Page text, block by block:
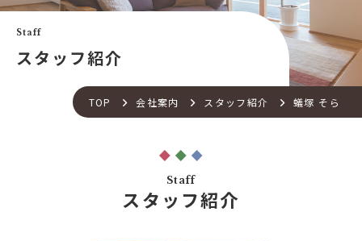
買いたい
中古×RF(リノベ)
新築建売購入サポート
不動産流通の仕組み
住宅ローンサポート
中古リフォーム事例
店舗紹介
スタッフ紹介
お知らせ一覧
TOP 会社案内 スタッフ紹介 蟻塚 そら
Staff
スタッフ紹介
Staff
スタッフ紹介